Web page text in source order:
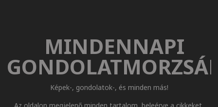
MINDENNAPI
Képek-, gondolatok-, és minden más!